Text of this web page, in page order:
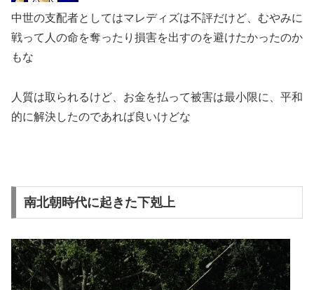
中世の支配者としてはマレディズは不評だけど、むやみに
戦って人の命を奪ったり損害を出すのを避けたかったのか
もな
人質は取られるけど、お金を払って被害は最小限に、平和
的に解決したのであれば良いけどな
南北朝時代に起きた下剋上